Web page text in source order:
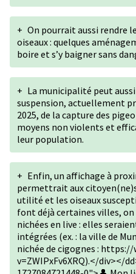
+ On pourrait aussi rendre
oiseaux : quelques
boire et s’y baigner sans
+ La municipalité peut
suspension, actuellement
2025, de la capture des
moyens non violents et
leur population.
+ Enfin, un affichage à
permettrait aux
utilité et les oiseaux
font déjà certaines villes,
nichées en live : elles
intégrées (ex. : la ville de
nichée de cigognes :
v=ZWIPxFv6XRQ).</div></